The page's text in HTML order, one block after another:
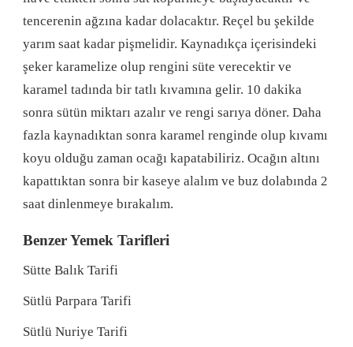
tencerenin ağzına kadar dolacaktır. Reçel bu şekilde
yarım saat kadar pişmelidir. Kaynadıkça içerisindeki
şeker karamelize olup rengini süte verecektir ve
karamel tadında bir tatlı kıvamına gelir. 10 dakika
sonra sütün miktarı azalır ve rengi sarıya döner. Daha
fazla kaynadıktan sonra karamel renginde olup kıvamı
koyu olduğu zaman ocağı kapatabiliriz. Ocağın altını
kapattıktan sonra bir kaseye alalım ve buz dolabında 2
saat dinlenmeye bırakalım.
Benzer Yemek Tarifleri
Sütte Balık Tarifi
Sütlü Parpara Tarifi
Sütlü Nuriye Tarifi